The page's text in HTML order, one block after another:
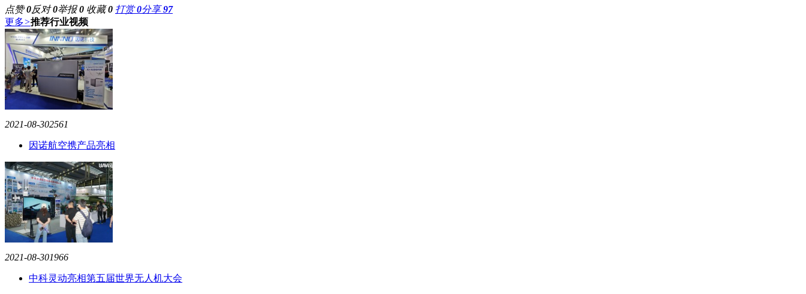
点赞0反对0举报0 收藏0 打赏0分享97
更多>推荐行业视频
2021-08-302561
因诺航空携产品亮相
2021-08-301966
中科灵动亮相第五届世界无人机大会